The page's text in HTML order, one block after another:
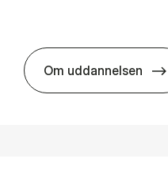
Om uddannelsen
BSc in